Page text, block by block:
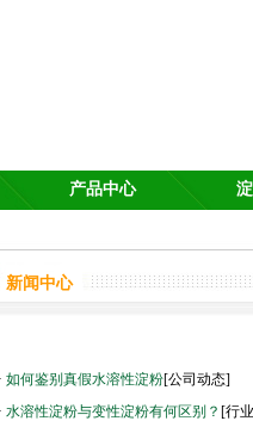
产品中心
新闻中心
· 如何鉴别真假水溶性淀粉[公司动态]
· 水溶性淀粉与变性淀粉有何区别？ [行